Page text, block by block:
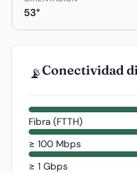
53°
📡Conectividad
Fibra (FTTH)
≥ 100 Mbps
≥ 1 Gbps